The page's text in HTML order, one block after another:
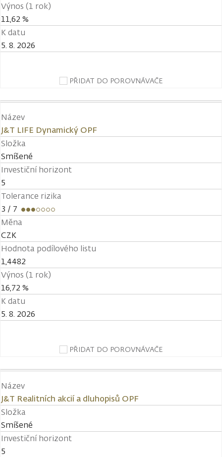
Výnos (1 rok)
11,62 %
K datu
5. 8. 2026
PŘIDAT DO POROVNÁVAČE
Název
J&T LIFE Dynamický OPF
Složka
Smíšené
Investiční horizont
5
Tolerance rizika
3 / 7
Měna
CZK
Hodnota podílového listu
1,4482
Výnos (1 rok)
16,72 %
K datu
5. 8. 2026
PŘIDAT DO POROVNÁVAČE
Název
J&T Realitních akcií a dluhopisů OPF
Složka
Smíšené
Investiční horizont
5